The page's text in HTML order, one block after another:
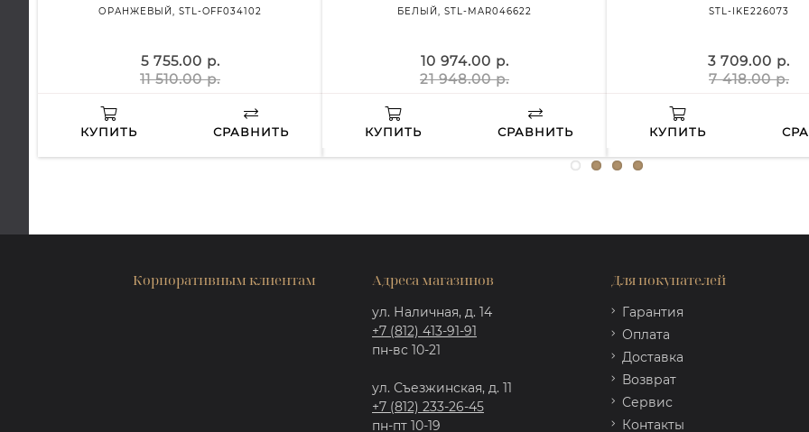
ОРАНЖЕВЫЙ, STL-OFF034102
5 755.00 р.
11 510.00 р.
КУПИТЬ СРАВНИТЬ
БЕЛЫЙ, STL-MAR046622
10 974.00 р.
21 948.00 р.
КУПИТЬ СРАВНИТЬ
STL-IKE226073
3 709.00 р.
7 418.00 р.
КУПИТЬ
Корпоративным клиентам Адреса магазинов
ул. Наличная, д. 14
+7 (812) 413-91-91
пн-вс 10-21
ул. Съезжинская, д. 11
+7 (812) 233-26-45
пн-пт 10-19
Для покупателей
Гарантия
Оплата
Доставка
Возврат
Сервис
Контакты